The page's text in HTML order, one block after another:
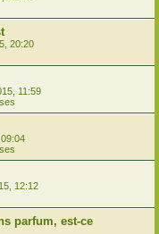
20:20
11:59
12:12
parfum, est-ce